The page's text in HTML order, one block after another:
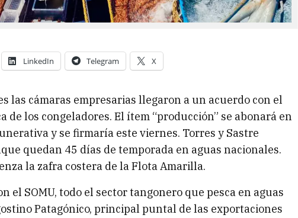
LinkedIn Telegram X
las cámaras empresarias llegaron a un acuerdo con el
de los congeladores. El ítem “producción” se abonará en
y se firmaría este viernes. Torres y Sastre
quedan 45 días de temporada en aguas nacionales.
la zafra costera de la Flota Amarilla.
el SOMU, todo el sector tangonero que pesca en aguas
Patagónico, principal puntal de las exportaciones